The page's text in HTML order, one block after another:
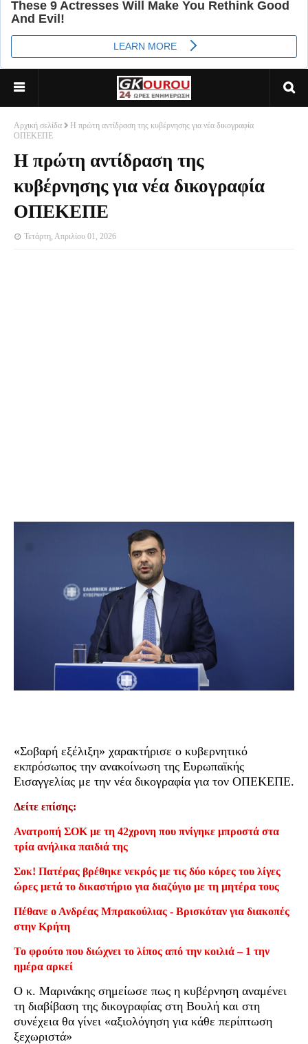
Αρχική σελίδα
H πρώτη αντίδραση της κυβέρνησης για νέα δικογραφία
ΟΠΕΚΕΠΕ
H πρώτη αντίδραση της
κυβέρνησης για νέα δικογραφία
ΟΠΕΚΕΠΕ
Τετάρτη, Απριλίου 01, 2026
«Σοβαρή εξέλιξη» χαρακτήρισε ο κυβερνητικό
εκπρόσωπος την ανακοίνωση της Ευρωπαϊκής
Εισαγγελίας με την νέα δικογραφία για τον ΟΠΕΚΕΠΕ.
Δείτε επίσης:
Ανατροπή ΣΟΚ με τη 42χρονη που πνίγηκε μπροστά στα
τρία ανήλικα παιδιά της
Σοκ! Πατέρας βρέθηκε νεκρός με τις δύο κόρες του λίγες
ώρες μετά το δικαστήριο για διαζύγιο με τη μητέρα τους
Πέθανε ο Ανδρέας Μπρακούλιας - Βρισκόταν για διακοπές
στην Κρήτη
Το φρούτο που διώχνει το λίπος από την κοιλιά – 1 την
ημέρα αρκεί
Ο κ. Μαρινάκης σημείωσε πως η κυβέρνηση αναμένει
τη διαβίβαση της δικογραφίας στη Βουλή και στη
συνέχεια θα γίνει «αξιολόγηση για κάθε περίπτωση
ξεχωριστά»